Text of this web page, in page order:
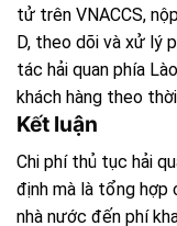
tử trên VNACCS,
D, theo dõi và xử lý
tác hải quan phía
khách hàng theo
Kết luận
Chi phí thủ tục hải
định mà là tổng hợp
nhà nước đến phí